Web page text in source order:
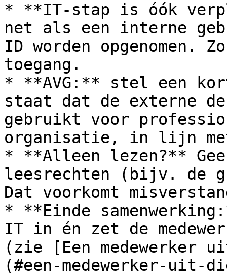
* **IT-stap is óók
net als een interne
ID worden opgenomen.
toegang.
* **AVG:** stel een
staat dat de externe
gebruikt voor
organisatie, in lijn met
* **Alleen lezen?**
leesrechten (bijv. de
Dat voorkomt
* **Einde
IT in én zet de
(zie [Een medewerker
(#een-medewerker-